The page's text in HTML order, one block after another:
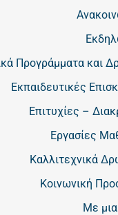
Προγράμματα και
Εκπαιδευτικές
Επιτυχίες –
Εργασίες
Καλλιτεχνικά
Κοινωνική
Με